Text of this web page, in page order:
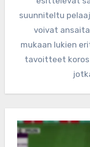
suunniteltu
voivat
mukaan lukien
tavoitteet